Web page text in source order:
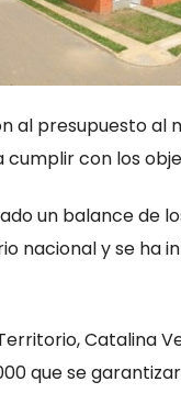
al presupuesto al
con los
un balance de
nacional y se ha
Catalina
que se